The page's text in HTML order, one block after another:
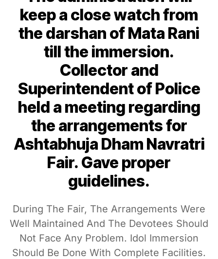
keep a close watch from
the darshan of Mata Rani
till the immersion.
Collector and
Superintendent of Police
held a meeting regarding
the arrangements for
Ashtabhuja Dham Navratri
Fair. Gave proper
guidelines.
During The Fair, The Arrangements Were
Well Maintained And The Devotees Should
Not Face Any Problem. Idol Immersion
Should Be Done With Complete Facilities.